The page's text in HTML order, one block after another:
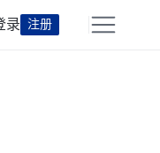
录 注册